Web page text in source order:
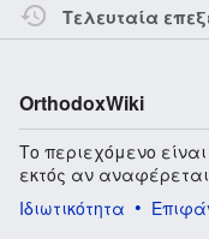
Τελευταία
OrthodoxWiki
Το περιεχόμενο
εκτός αν
Ιδιωτικότητα